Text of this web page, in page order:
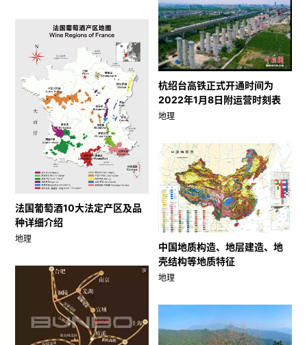
杭绍台高铁正式开通时间为
2022年1月8日附运营时刻表
地理
法国葡萄酒10大法定产区及品
种详细介绍
地理
中国地质构造、地层建造、地
壳结构等地质特征
地理